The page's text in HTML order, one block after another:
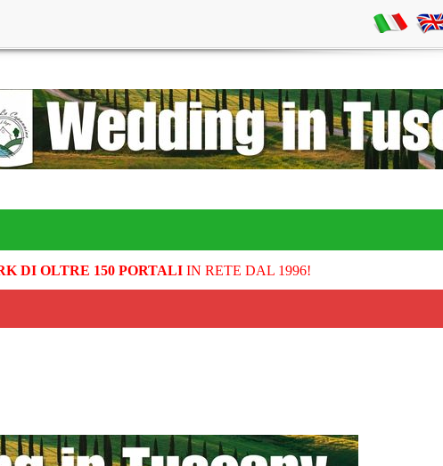
DI OLTRE 150 PORTALIIN RETE DAL 1996!